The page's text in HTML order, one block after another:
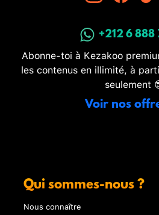
+212 6 888
Abonne-toi à Kezakoo
les contenus en illimité, à
seulement
Voir nos
Qui sommes-nous ?
Nous connaître